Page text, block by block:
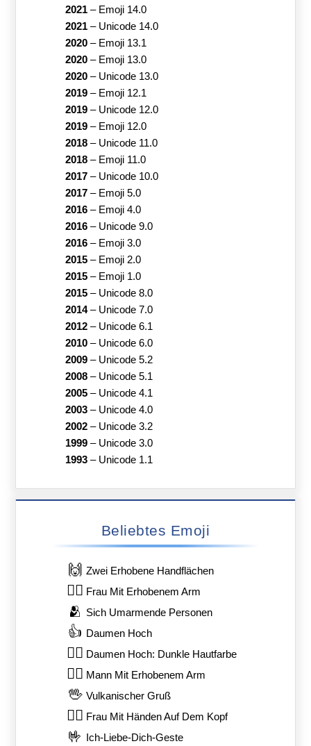
2021– Emoji 14.0
2021– Unicode 14.0
2020– Emoji 13.1
2020– Emoji 13.0
2020– Unicode 13.0
2019– Emoji 12.1
2019– Unicode 12.0
2019– Emoji 12.0
2018– Unicode 11.0
2018– Emoji 11.0
2017– Unicode 10.0
2017– Emoji 5.0
2016– Emoji 4.0
2016– Unicode 9.0
2016– Emoji 3.0
2015– Emoji 2.0
2015– Emoji 1.0
2015– Unicode 8.0
2014– Unicode 7.0
2012– Unicode 6.1
2010– Unicode 6.0
2009– Unicode 5.2
2008– Unicode 5.1
2005– Unicode 4.1
2003– Unicode 4.0
2002– Unicode 3.2
1999– Unicode 3.0
1993– Unicode 1.1
Beliebtes Emoji
🙌 Zwei Erhobene Handflächen
🙋‍♀️ Frau Mit Erhobenem Arm
🫂 Sich Umarmende Personen
👍 Daumen Hoch
👍🏿 Daumen Hoch: Dunkle Hautfarbe
🙋‍♂️ Mann Mit Erhobenem Arm
🖖 Vulkanischer Gruß
🙆‍♀️ Frau Mit Händen Auf Dem Kopf
🤟 Ich-Liebe-Dich-Geste